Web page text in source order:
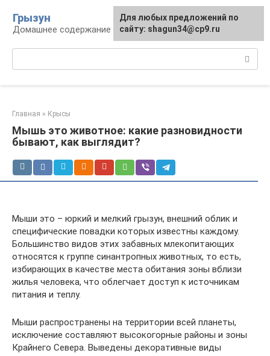
контенту
Грызун
Домашнее содержание грызунов
Главная » Крысы
Мышь это животное: какие разновидности
бывают, как выглядит?
Мыши это – юркий и мелкий грызун, внешний облик и
специфические повадки которых известны каждому.
Большинство видов этих забавных млекопитающих
относятся к группе синантропных животных, то есть,
избирающих в качестве места обитания зоны вблизи
жилья человека, что облегчает доступ к источникам
питания и теплу.
Мыши распространены на территории всей планеты,
исключение составляют высокогорные районы и зоны
Крайнего Севера. Выведены декоративные виды
Для любых предложений по
сайту: shagun34@cp9.ru